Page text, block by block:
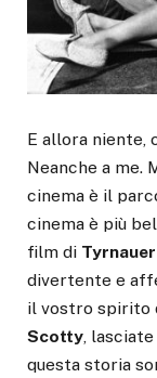
E allora niente,
Neanche a me.
cinema è il
cinema è più
film di Tyrnauer
divertente e
il vostro spirito
Scotty,
questa storia